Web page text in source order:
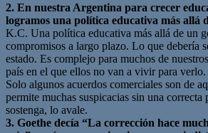
2. En nuestra Argentina para crecer
logramos una política educativa más allá
K.C. Una política educativa más allá de un
compromisos a largo plazo. Lo que debería
estado. Es complejo para muchos de
país en el que ellos no van a vivir para
Solo algunos acuerdos comerciales son de
permite muchas suspicacias sin una
sostenga, lo avale.
3. Goethe decía “La corrección hace